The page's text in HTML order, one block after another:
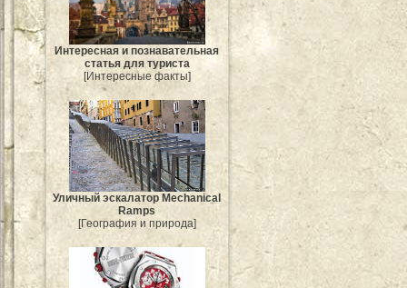
Интересная и познавательная
статья для туриста
[Интересные факты]
Уличный эскалатор Mechanical
Ramps
[География и природа]